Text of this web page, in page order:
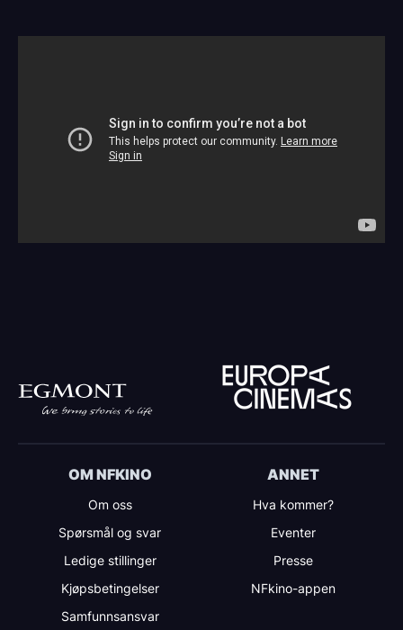
OM NFKINO
Om oss
Spørsmål og svar
Ledige stillinger
Kjøpsbetingelser
Samfunnsansvar
ANNET
Hva kommer?
Eventer
Presse
NFkino-appen